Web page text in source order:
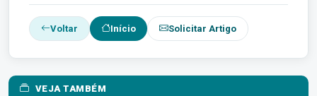
Voltar Início Solicitar Artigo
VEJA TAMBÉM